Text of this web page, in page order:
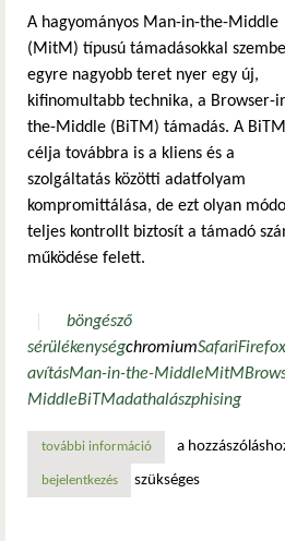
A hagyományos Man-in-the-Middle
(MitM) típusú támadásokkal
egyre nagyobb teret nyer egy új,
kifinomultabb technika, a Browser-
the-Middle (BiTM) támadás. A BiTM
célja továbbra is a kliens és a
szolgáltatás közötti adatfolyam
kompromittálása, de ezt olyan
teljes kontrollt biztosít a támadó
működése felett.
böngésző
sérülékenységchromiumSafariFirefox
avításMan-in-the-MiddleMitM
MiddleBiTMadathalászphising
további információha a hacker
a
bejelentkezés szükséges